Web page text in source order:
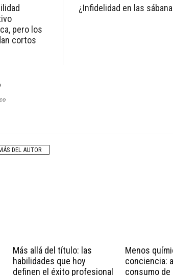
pero los
cortos
¿Infidelidad en las
DEL AUTOR
Más allá del título: las
habilidades que hoy
definen el éxito profesional
Menos
conciencia:
consumo